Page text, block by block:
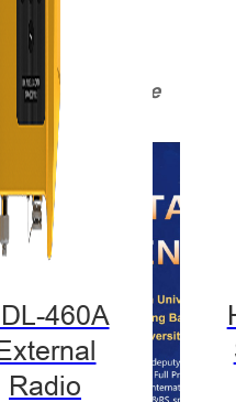
460A
Radio
sostenible